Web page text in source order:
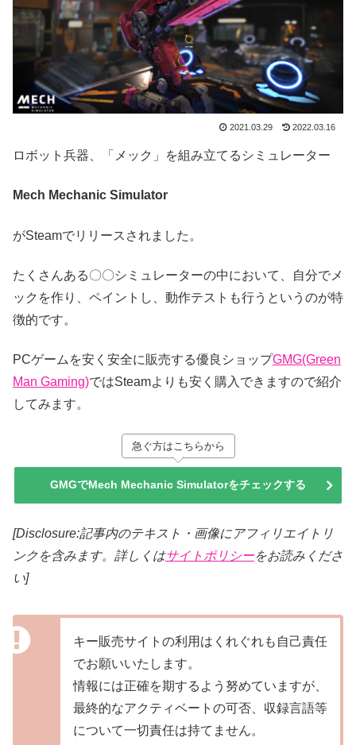
2021.03.29 2022.03.16
ロボット兵器、「メック」を組み立てるシミュレーター
Mech Mechanic Simulator
がSteamでリリースされました。
たくさんある〇〇シミュレーターの中において、自分でメ
ックを作り、ペイントし、動作テストも行うというのが特
徴的です。
PCゲームを安く安全に販売する優良ショップGMG(Green
Man Gaming)ではSteamよりも安く購入できますので紹介
してみます。
急ぐ方はこちらから
GMGでMech Mechanic Simulatorをチェックする
[Disclosure:記事内のテキスト・画像にアフィリエイトリ
ンクを含みます。詳しくはサイトポリシーをお読みくださ
い]
キー販売サイトの利用はくれぐれも自己責任
でお願いいたします。
情報には正確を期するよう努めていますが、
最終的なアクティベートの可否、収録言語等
について一切責任は持てません。